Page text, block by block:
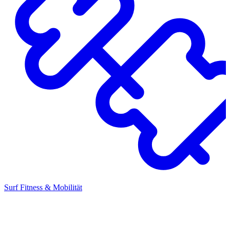
Surf Fitness & Mobilität